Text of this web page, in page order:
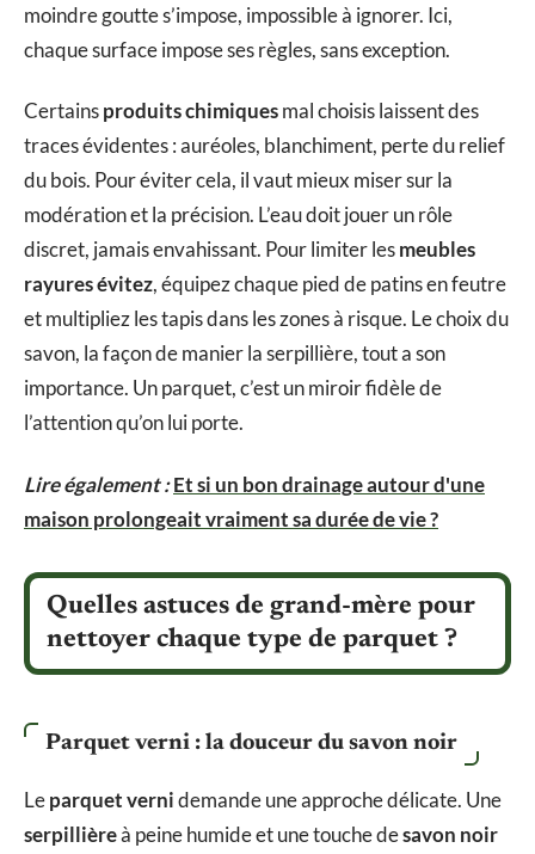
moindre goutte s’impose, impossible à ignorer. Ici,
chaque surface impose ses règles, sans exception.
Certainsproduits chimiquesmal choisis laissent des
traces évidentes : auréoles, blanchiment, perte du relief
du bois. Pour éviter cela, il vaut mieux miser sur la
modération et la précision. L’eau doit jouer un rôle
discret, jamais envahissant. Pour limiter lesmeubles
rayures évitez, équipez chaque pied de patins en feutre
et multipliez les tapis dans les zones à risque. Le choix du
savon, la façon de manier la serpillière, tout a son
importance. Un parquet, c’est un miroir fidèle de
l’attention qu’on lui porte.
Lire également :Et si un bon drainage autour d'une
maison prolongeait vraiment sa durée de vie ?
Quelles astuces de grand-mère pour
nettoyer chaque type de parquet ?
Parquet verni : la douceur du savon noir
Leparquet vernidemande une approche délicate. Une
serpillièreà peine humide et une touche desavon noir